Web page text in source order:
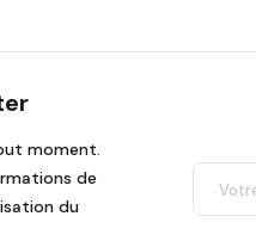
moment.
de
du